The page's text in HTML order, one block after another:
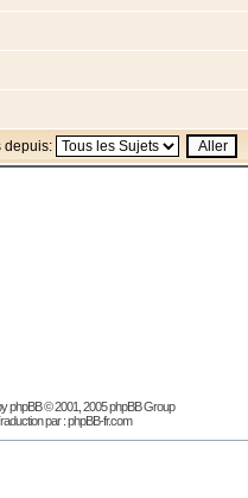
depuis:
phpBB© 2001, 2005 phpBB Group
par :phpBB-fr.com